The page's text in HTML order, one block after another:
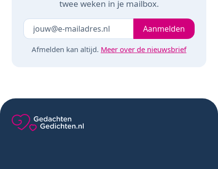
twee weken in je mailbox.
Laat dit veld leeg Je e-mailadresAanmelden
Afmelden kan altijd. Meer over de nieuwsbrief